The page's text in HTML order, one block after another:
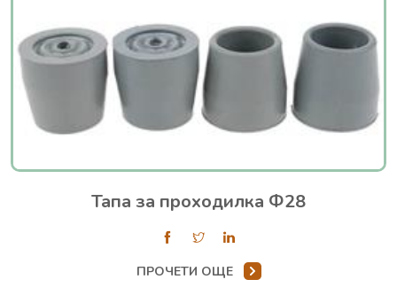
Тапа за проходилка Ф28
ПРОЧЕТИ ОЩЕ